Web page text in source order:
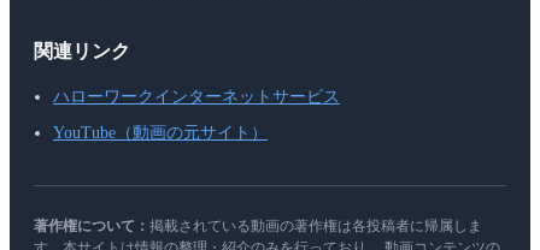
関連リンク
ハローワークインターネットサービス
YouTube（動画の元サイト）
著作権について： 掲載されている動画の著作権は各投稿者に帰属しま